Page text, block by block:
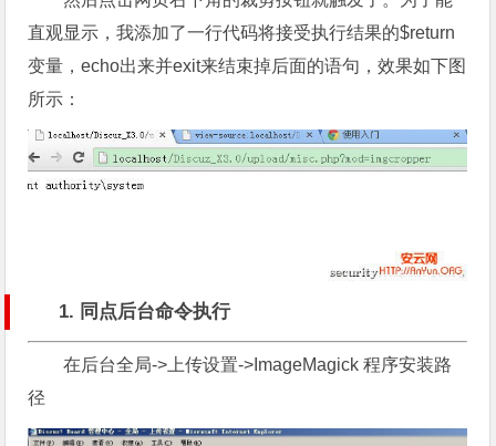
直观显示，我添加了一行代码将接受执行结果的$return
变量，echo出来并exit来结束掉后面的语句，效果如下图
所示：
1. 同点后台命令执行
在后台全局->上传设置->ImageMagick 程序安装路
径